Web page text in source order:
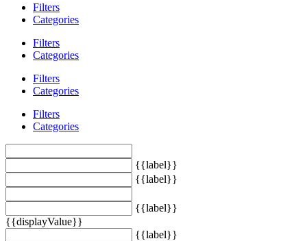
Filters
Categories
Filters
Categories
Filters
Categories
Filters
Categories
{{label}}
{{label}}
{{label}}
{{displayValue}}
{{label}}